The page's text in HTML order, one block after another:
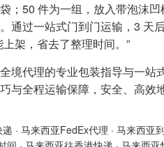
；50 件为一组，放入带泡沫
通过一站式门到门运输，3 天
架，省去了整理时间。”
境代理的专业包装指导与一
与全程运输保障，安全、高效
· 马来西亚FedEx代理 · 马来西亚